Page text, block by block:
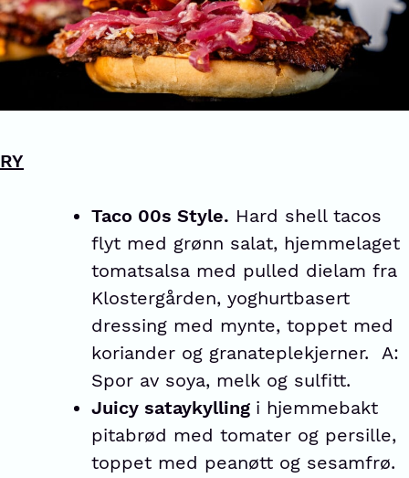
RY
Taco 00s Style. Hard shell tacos
flyt med grønn salat, hjemmelaget
tomatsalsa med pulled dielam fra
Klostergården, yoghurtbasert
dressing med mynte, toppet med
koriander og granateplekjerner. A:
Spor av soya, melk og sulfitt.
Juicy sataykylling i hjemmebakt
pitabrød med tomater og persille,
toppet med peanøtt og sesamfrø.